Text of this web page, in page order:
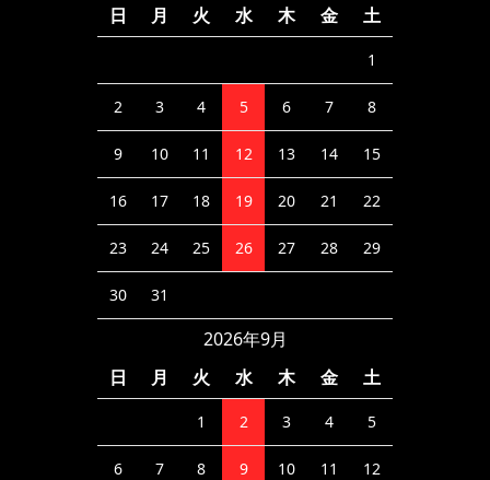
日
月 火 水 木 金 土
1
2 3 4 5 6 7 8
9 10 11 12 13 14 15
16 17 18 19 20 21 22
23 24 25 26 27 28 29
30 31
2026年9月
日
月 火 水 木 金 土
1 2 3 4 5
6 7 8 9 10 11 12